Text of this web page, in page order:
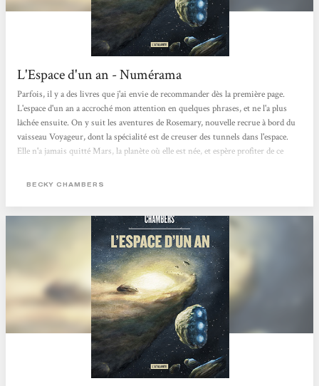
L'Espace d'un an - Numérama
Parfois, il y a des livres que j'ai envie de recommander dès la première page.
L'espace d'un an a accroché mon attention en quelques phrases, et ne l'a plus
lâchée ensuite. On y suit les aventures de Rosemary, nouvelle recrue à bord du
vaisseau Voyageur, dont la spécialité est de creuser des tunnels dans l'espace.
Elle n'a jamais quitté Mars, la planète où elle est née, et espère profiter de ce
elle va faire la rencontre d'extra-terrestres et d'humain·es très différent·es
BECKY CHAMBERS